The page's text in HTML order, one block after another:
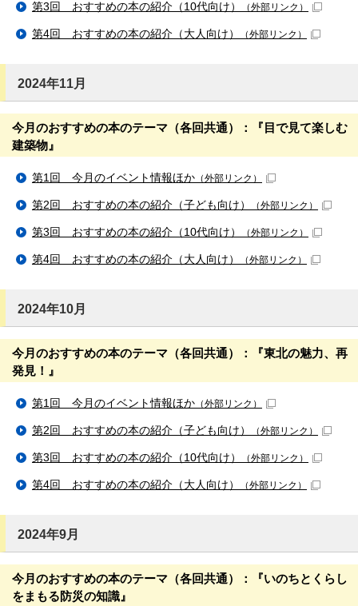
第3回 おすすめの本の紹介（10代向け） （外部リンク）
第4回 おすすめの本の紹介（大人向け） （外部リンク）
2024年11月
今月のおすすめの本のテーマ（各回共通）：『目で見て楽しむ
建築物』
第1回 今月のイベント情報ほか （外部リンク）
第2回 おすすめの本の紹介（子ども向け） （外部リンク）
第3回 おすすめの本の紹介（10代向け） （外部リンク）
第4回 おすすめの本の紹介（大人向け） （外部リンク）
2024年10月
今月のおすすめの本のテーマ（各回共通）：『東北の魅力、再
発見！』
第1回 今月のイベント情報ほか （外部リンク）
第2回 おすすめの本の紹介（子ども向け） （外部リンク）
第3回 おすすめの本の紹介（10代向け） （外部リンク）
第4回 おすすめの本の紹介（大人向け） （外部リンク）
2024年9月
今月のおすすめの本のテーマ（各回共通）：『いのちとくらし
をまもる防災の知識』